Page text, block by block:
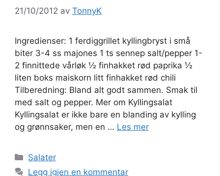
21/10/2012 av TonnyK
Ingredienser: 1 ferdiggrillet kyllingbryst i små
biter 3-4 ss majones 1 ts sennep salt/pepper 1-
2 finnittede vårløk ½ finhakket rød paprika ½
liten boks maiskorn litt finhakket rød chili
Tilberedning: Bland alt godt sammen. Smak til
med salt og pepper. Mer om Kyllingsalat
Kyllingsalat er ikke bare en blanding av kylling
og grønnsaker, men en … Les mer
Kategorier
Salater
Legg igjen en kommentar